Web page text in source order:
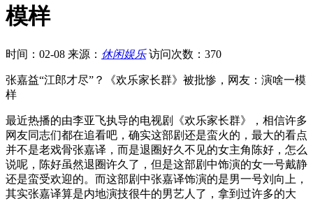
模样
时间：02-08 来源： 休闲娱乐 访问次数：370
张嘉益“江郎才尽”？《欢乐家长群》被批惨，网友：演啥一模
样
最近热播的由李亚飞执导的电视剧《欢乐家长群》，相信许多
网友同志们都在追看吧，确实这部剧还是蛮火的，最大的看点
并不是老戏骨张嘉译，而是退圈好久不见的女主角陈好，怎么
说呢，陈好虽然退圈许久了，但是这部剧中饰演的女一号戴静
还是蛮受欢迎的。而这部剧中张嘉译饰演的是男一号刘向上，
其实张嘉译算是内地演技很牛的男艺人了，拿到过许多的大